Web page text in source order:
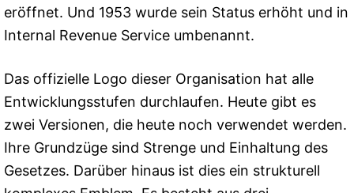
eröffnet. Und 1953 wurde sein Status erhöht und in
Internal Revenue Service umbenannt.
Das offizielle Logo dieser Organisation hat alle
Entwicklungsstufen durchlaufen. Heute gibt es
zwei Versionen, die heute noch verwendet werden.
Ihre Grundzüge sind Strenge und Einhaltung des
Gesetzes. Darüber hinaus ist dies ein strukturell